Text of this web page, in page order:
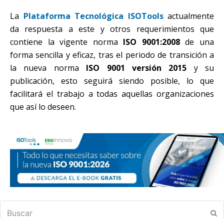
La Plataforma Tecnológica ISOToolsactualmente
da respuesta a este y otros requerimientos que
contiene la vigente norma ISO 9001:2008de una
forma sencilla y eficaz, tras el periodo de transición a
la nueva norma ISO 9001 versión 2015 y su
publicación, esto seguirá siendo posible, lo que
facilitará el trabajo a todas aquellas organizaciones
que así lo deseen.